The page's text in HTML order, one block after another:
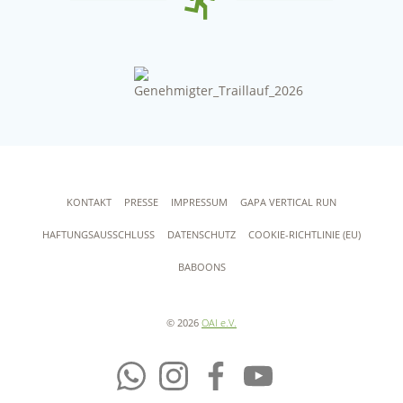
KONTAKT PRESSE IMPRESSUM GAPA VERTICAL RUN
HAFTUNGSAUSSCHLUSS DATENSCHUTZ COOKIE-RICHTLINIE (EU)
BABOONS
© 2026 OAI e.V.